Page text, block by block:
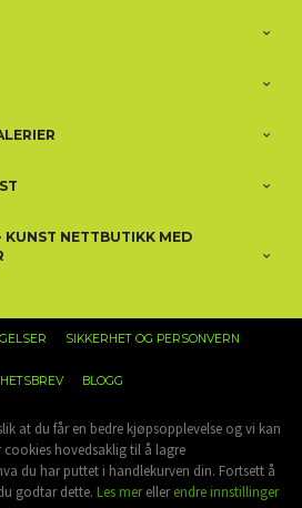
NETTBUTIKK MED
SIKKERHET OG PERSONVERN
BLOGG
at du får en bedre kjøpsopplevelse og vi kan
cookies hovedsaklig til å lagre
du har puttet i handlekurven din. Fortsett å
godtar dette. Les merellerendre innstillinger